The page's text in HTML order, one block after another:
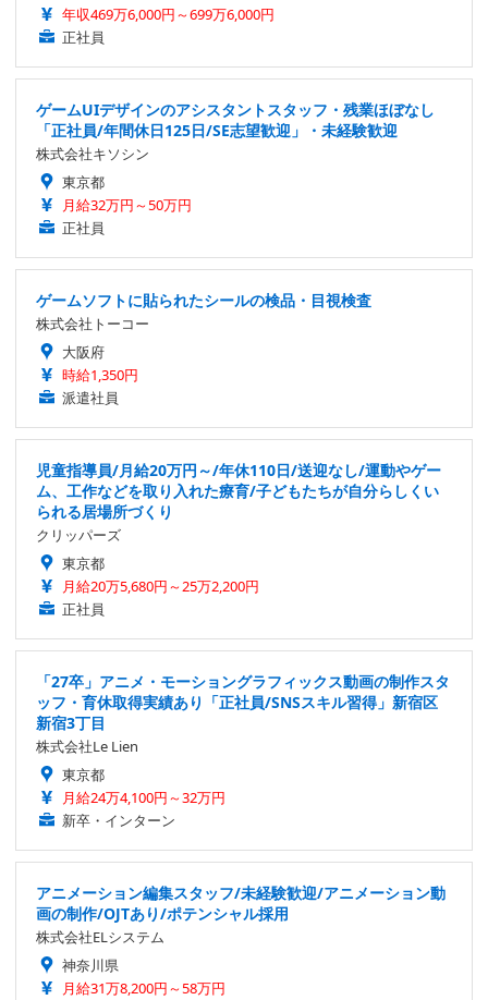
年収469万6,000円～699万6,000円
正社員
ゲームUIデザインのアシスタントスタッフ・残業ほぼなし
「正社員/年間休日125日/SE志望歓迎」・未経験歓迎
株式会社キソシン
東京都
月給32万円～50万円
正社員
ゲームソフトに貼られたシールの検品・目視検査
株式会社トーコー
大阪府
時給1,350円
派遣社員
児童指導員/月給20万円～/年休110日/送迎なし/運動やゲー
ム、工作などを取り入れた療育/子どもたちが自分らしくい
られる居場所づくり
クリッパーズ
東京都
月給20万5,680円～25万2,200円
正社員
「27卒」アニメ・モーショングラフィックス動画の制作スタ
ッフ・育休取得実績あり「正社員/SNSスキル習得」新宿区
新宿3丁目
株式会社Le Lien
東京都
月給24万4,100円～32万円
新卒・インターン
アニメーション編集スタッフ/未経験歓迎/アニメーション動
画の制作/OJTあり/ポテンシャル採用
株式会社ELシステム
神奈川県
月給31万8,200円～58万円